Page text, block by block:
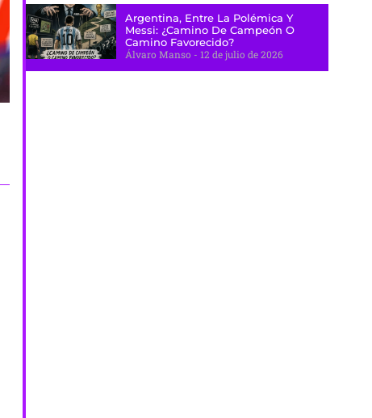
Argentina, Entre La Polémica Y
Messi: ¿camino De Campeón O
Camino Favorecido?
Álvaro Manso
12 de julio de 2026